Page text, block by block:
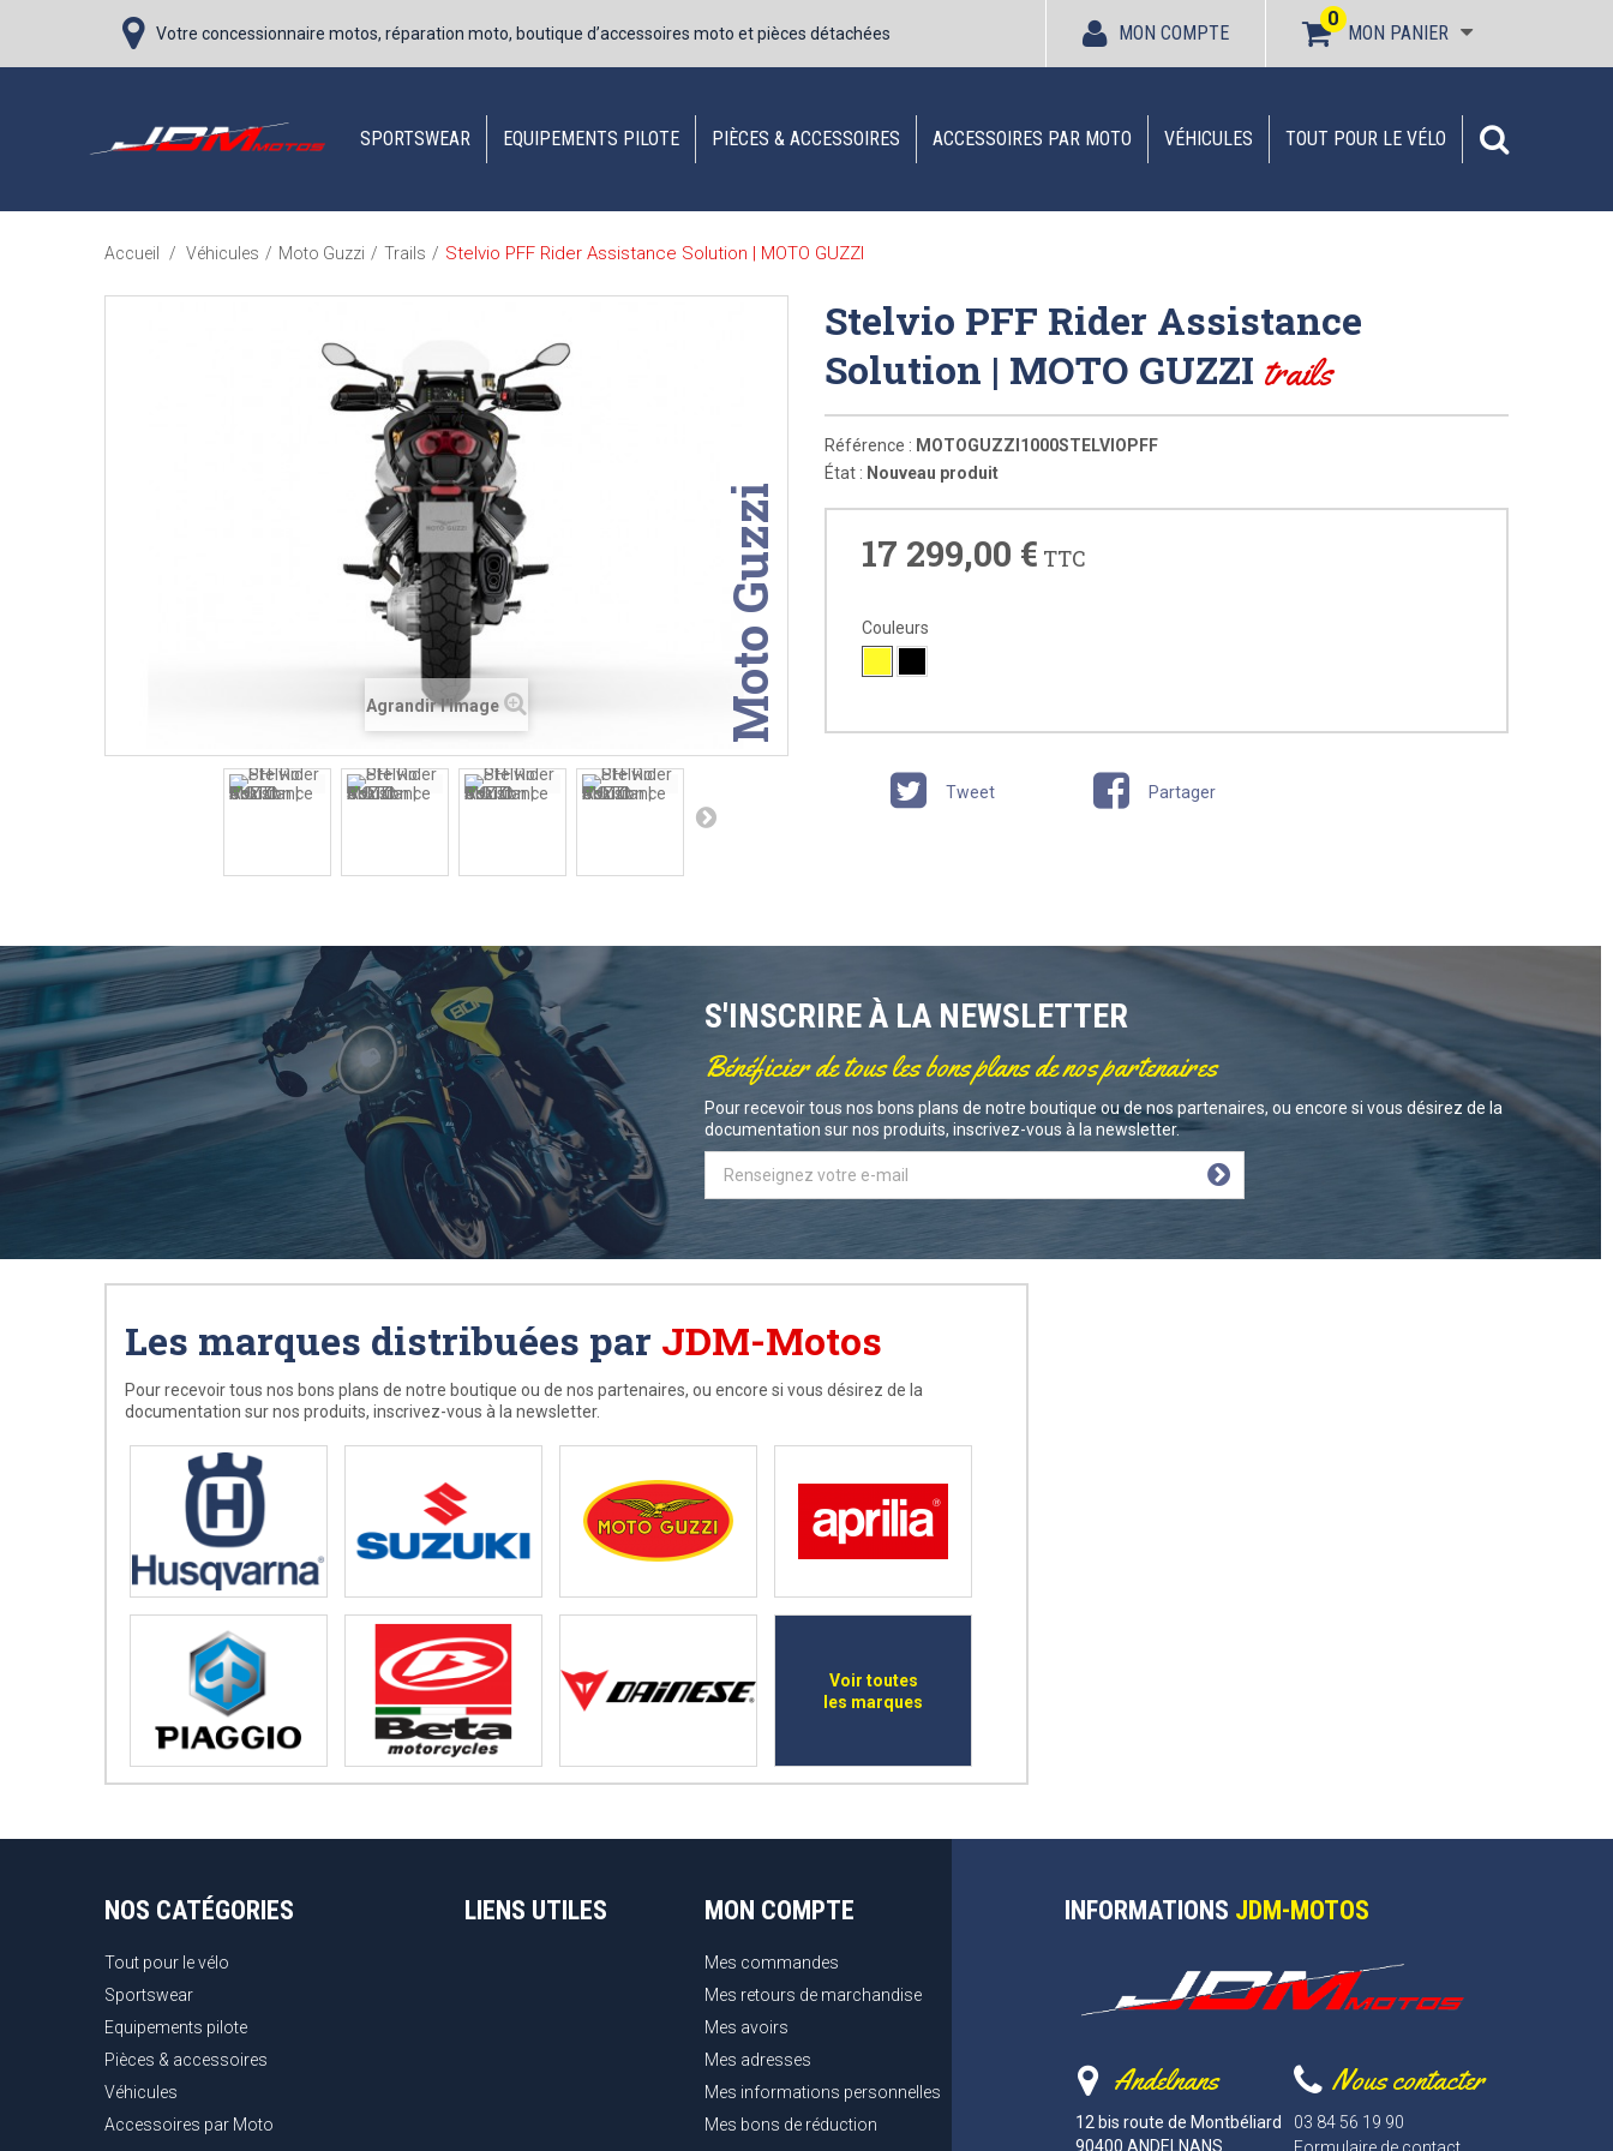
Votre concessionnaire motos, réparation moto, boutique d’accessoires moto et pièces détachées MON PANIER
0
MON COMPTE
SPORTSWEAR EQUIPEMENTS PILOTE PIÈCES & ACCESSOIRES ACCESSOIRES PAR MOTO VÉHICULES TOUT POUR LE VÉLO
Accueil / Véhicules / Moto Guzzi / Trails / Stelvio PFF Rider Assistance Solution | MOTO GUZZI
Agrandir l'image Moto Guzzi
Stelvio PFF Rider Assistance
Solution | MOTO GUZZI trails
Référence : MOTOGUZZI1000STELVIOPFF
État : Nouveau produit
17 299,00 € TTC
Couleurs
Tweet Partager
S'INSCRIRE À LA NEWSLETTER
Bénéficier de tous les bons plans de nos partenaires
Pour recevoir tous nos bons plans de notre boutique ou de nos partenaires, ou encore si vous désirez de la
documentation sur nos produits, inscrivez-vous à la newsletter.
Les marques distribuées par JDM-Motos
Pour recevoir tous nos bons plans de notre boutique ou de nos partenaires, ou encore si vous désirez de la
documentation sur nos produits, inscrivez-vous à la newsletter.
Voir toutes
les marques
NOS CATÉGORIES
Tout pour le vélo
Sportswear
Equipements pilote
Pièces & accessoires
Véhicules
Accessoires par Moto
LIENS UTILES MON COMPTE
Mes commandes
Mes retours de marchandise
Mes avoirs
Mes adresses
Mes informations personnelles
Mes bons de réduction
INFORMATIONS JDM-MOTOS
Andelnans
12 bis route de Montbéliard
90400 ANDELNANS
Nous contacter
03 84 56 19 90